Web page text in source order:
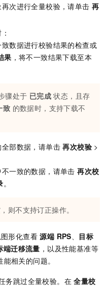
次进行全量校验，请单击 再
数据进行校验结果的检查或
果 ，将不一致结果下载至本
骤处于 已完成 状态，且存
致 的数据时，支持下载不
全部数据，请单击再次校验 >
一致的数据，请单击再次校
。
则不支持订正操作。
形化查看源端 RPS、 目标
端迁移流量 ，以及性能基准等
相关的问题。
务跳过全量校验。在全量校